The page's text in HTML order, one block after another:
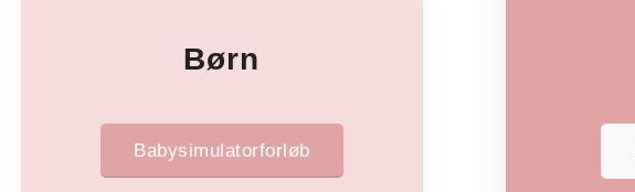
Børn
Babysimulatorforløb